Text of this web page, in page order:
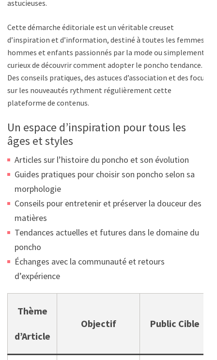
astucieuses.
Cette démarche éditoriale est un véritable creuset
d’inspiration et d’information, destiné à toutes les femmes,
hommes et enfants passionnés par la mode ou simplement
curieux de découvrir comment adopter le poncho tendance.
Des conseils pratiques, des astuces d’association et des focus
sur les nouveautés rythment régulièrement cette
plateforme de contenus.
Un espace d’inspiration pour tous les
âges et styles
Articles sur l’histoire du poncho et son évolution
Guides pratiques pour choisir son poncho selon sa
morphologie
Conseils pour entretenir et préserver la douceur des
matières
Tendances actuelles et futures dans le domaine du
poncho
Échanges avec la communauté et retours
d’expérience
Thème
d’Article
Objectif Public Cible